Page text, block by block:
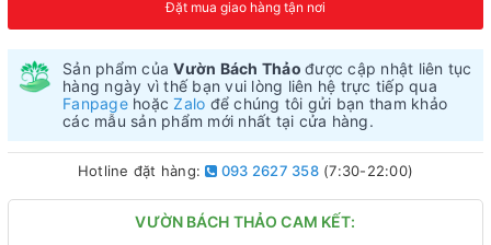
Đặt mua giao hàng tận nơi
Sản phẩm củaVườn Bách Thảo được cập nhật liên tục
hàng ngày vì thế bạn vui lòng liên hệ trực tiếp qua
FanpagehoặcZalo để chúng tôi gửi bạn tham khảo
các mẫu sản phẩm mới nhất tại cửa hàng.
Hotline đặt hàng: 093 2627 358(7:30-22:00)
VƯỜN BÁCH THẢO CAM KẾT: